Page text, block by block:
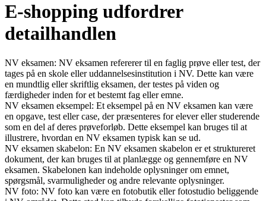
E-shopping udfordrer
detailhandlen
NV eksamen: NV eksamen refererer til en faglig prøve eller test, der
tages på en skole eller uddannelsesinstitution i NV. Dette kan være
en mundtlig eller skriftlig eksamen, der testes på viden og
færdigheder inden for et bestemt fag eller emne.
NV eksamen eksempel: Et eksempel på en NV eksamen kan være
en opgave, test eller case, der præsenteres for elever eller studerende
som en del af deres prøveforløb. Dette eksempel kan bruges til at
illustrere, hvordan en NV eksamen typisk kan se ud.
NV eksamen skabelon: En NV eksamen skabelon er et struktureret
dokument, der kan bruges til at planlægge og gennemføre en NV
eksamen. Skabelonen kan indeholde oplysninger om emnet,
spørgsmål, svarmuligheder og andre relevante oplysninger.
NV foto: NV foto kan være en fotobutik eller fotostudio beliggende